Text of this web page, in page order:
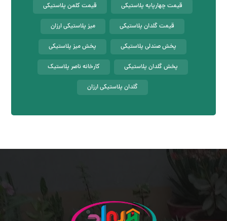
قیمت چهارپایه پلاستیکی قیمت کلمن پلاستیکی
قیمت گلدان پلاستیکی میز پلاستیکی ارزان
پخش صندلی پلاستیکی پخش میز پلاستیکی
پخش گلدان پلاستیکی کارخانه ناصر پلاستیک
گلدان پلاستیکی ارزان